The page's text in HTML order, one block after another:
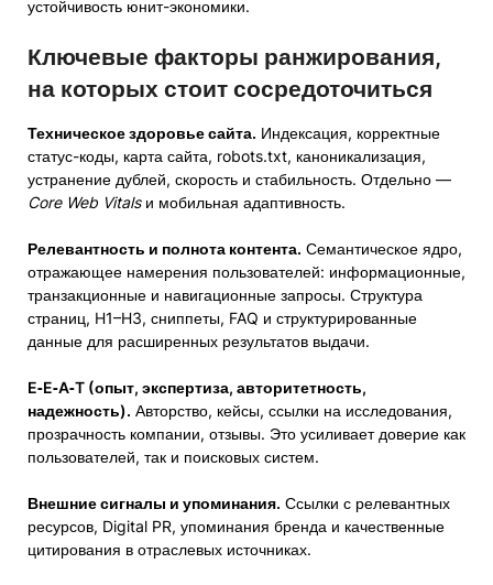
устойчивость юнит-экономики.
Ключевые факторы ранжирования,
на которых стоит сосредоточиться
Техническое здоровье сайта. Индексация, корректные
статус-коды, карта сайта, robots.txt, каноникализация,
устранение дублей, скорость и стабильность. Отдельно —
Core Web Vitalsи мобильная адаптивность.
Релевантность и полнота контента. Семантическое ядро,
отражающее намерения пользователей: информационные,
транзакционные и навигационные запросы. Структура
страниц, H1–H3, сниппеты, FAQ и структурированные
данные для расширенных результатов выдачи.
E‑E‑A‑T (опыт, экспертиза, авторитетность,
надежность). Авторство, кейсы, ссылки на исследования,
прозрачность компании, отзывы. Это усиливает доверие как
пользователей, так и поисковых систем.
Внешние сигналы и упоминания. Ссылки с релевантных
ресурсов, Digital PR, упоминания бренда и качественные
цитирования в отраслевых источниках.